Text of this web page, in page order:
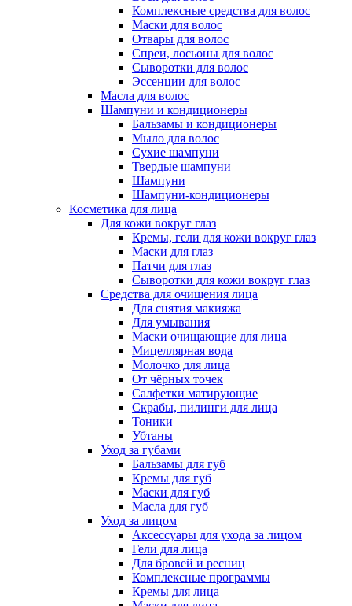
Комплексные средства для волос
Маски для волос
Отвары для волос
Спреи, лосьоны для волос
Сыворотки для волос
Эссенции для волос
Масла для волос
Шампуни и кондиционеры
Бальзамы и кондиционеры
Мыло для волос
Сухие шампуни
Твердые шампуни
Шампуни
Шампуни-кондиционеры
Косметика для лица
Для кожи вокруг глаз
Кремы, гели для кожи вокруг глаз
Маски для глаз
Патчи для глаз
Сыворотки для кожи вокруг глаз
Средства для очищения лица
Для снятия макияжа
Для умывания
Маски очищающие для лица
Мицеллярная вода
Молочко для лица
От чёрных точек
Салфетки матирующие
Скрабы, пилинги для лица
Тоники
Убтаны
Уход за губами
Бальзамы для губ
Кремы для губ
Маски для губ
Масла для губ
Уход за лицом
Аксессуары для ухода за лицом
Гели для лица
Для бровей и ресниц
Комплексные программы
Кремы для лица